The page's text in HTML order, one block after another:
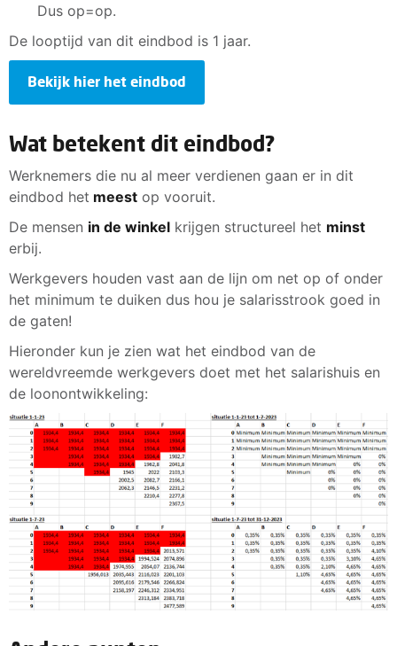
Dus op=op.
De looptijd van dit eindbod is 1 jaar.
Bekijk hier het eindbod
Wat betekent dit eindbod?
Werknemers die nu al meer verdienen gaan er in dit
eindbod het meest op vooruit.
De mensen in de winkel krijgen structureel het minst
erbij.
Werkgevers houden vast aan de lijn om net op of onder
het minimum te duiken dus hou je salarisstrook goed in
de gaten!
Hieronder kun je zien wat het eindbod van de
wereldvreemde werkgevers doet met het salarishuis en
de loonontwikkeling: